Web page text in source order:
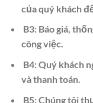
của quý khách
B3: Báo giá,
công việc.
B4: Quý khách
và thanh toán.
B5: Chúng tôi